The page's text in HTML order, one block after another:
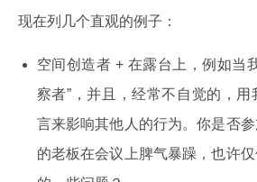
现在列几个直观的例子：
空间创造者 + 在露台上，例如当
察者”，并且，经常不自觉的，
言来影响其他人的行为。你是否
的老板在会议上脾气暴躁，也许